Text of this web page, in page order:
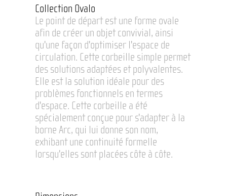
Collection Ovalo
Le point de départ est une forme ovale
afin de créer un objet convivial, ainsi
qu'une façon d'optimiser l'espace de
circulation. Cette corbeille simple permet
des solutions adaptées et polyvalentes.
Elle est la solution idéale pour des
problèmes fonctionnels en termes
d'espace. Cette corbeille a été
spécialement conçue pour s'adapter à la
borne Arc, qui lui donne son nom,
exhibant une continuité formelle
lorsqu'elles sont placées côte à côte.